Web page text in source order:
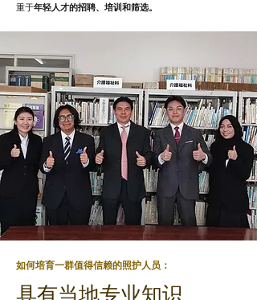
重于年轻人才的招聘、培训和筛选。
如何培育一群值得信赖的照护人员：